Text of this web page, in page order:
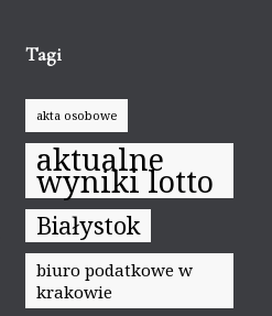
Tagi
akta osobowe
aktualne
wyniki lotto
Białystok
biuro podatkowe w
krakowie